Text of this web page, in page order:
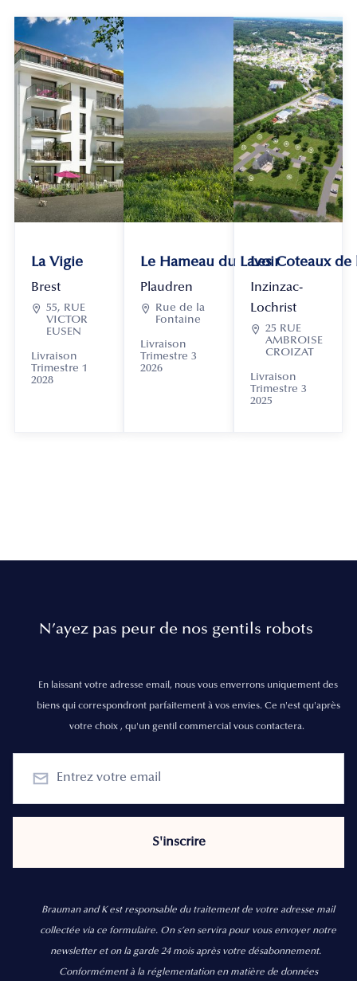
La Vigie
Brest
 55, RUE
VICTOR
EUSEN
Livraison
Trimestre 1
2028
Le Hameau du Lavoir
Plaudren

Rue de la
Fontaine
Livraison
Trimestre 3
2026
Les Coteaux
Inzinzac-
Lochrist
 25 RUE
AMBROISE
CROIZAT
Livraison
Trimestre 3
2025
N’ayez pas peur de nos gentils robots
En laissant votre adresse email, nous vous enverrons uniquement des
biens qui correspondront parfaitement à vos envies. Ce n'est qu'après
votre choix , qu'un gentil commercial vous contactera.
Brauman and K est responsable du traitement de votre adresse mail
collectée via ce formulaire. On s’en servira pour vous envoyer notre
newsletter et on la garde 24 mois après votre désabonnement.
Conformément à la réglementation en matière de données